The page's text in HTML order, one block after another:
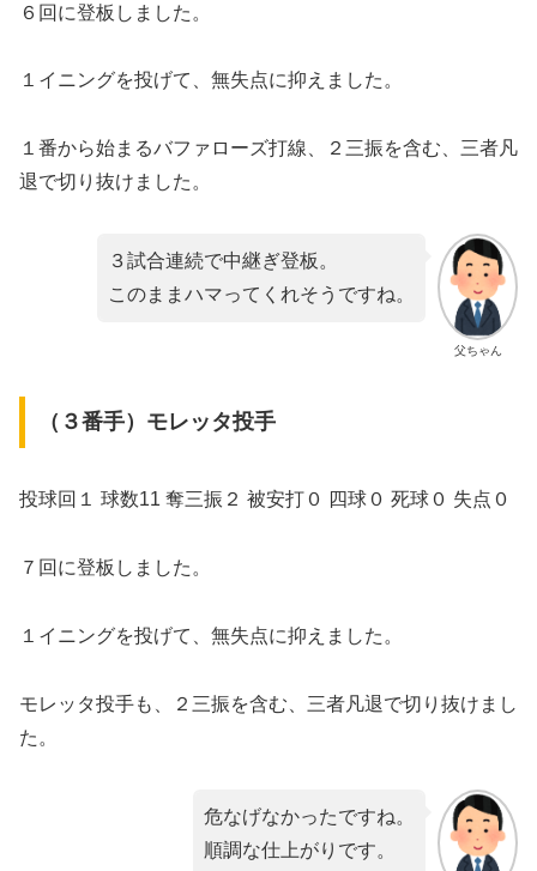
６回に登板しました。
１イニングを投げて、無失点に抑えました。
１番から始まるバファローズ打線、２三振を含む、三者凡
退で切り抜けました。
父ちゃん
３試合連続で中継ぎ登板。
このままハマってくれそうですね。
​（３番手）モレッタ投手
​投球回１ 球数11 奪三振２ 被安打０ 四球０ 死球０ 失点０
７回に登板しました。
１イニングを投げて、無失点に抑えました。
モレッタ投手も、２三振を含む、三者凡退で切り抜けまし
た。
危なげなかったですね。
順調な仕上がりです。